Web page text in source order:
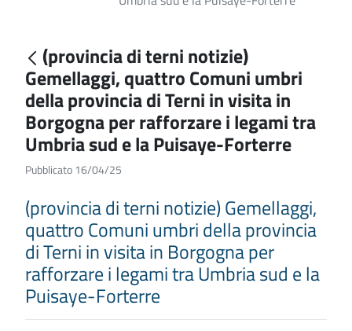
(provincia di terni notizie)
Gemellaggi, quattro Comuni umbri
della provincia di Terni in visita in
Borgogna per rafforzare i legami tra
Umbria sud e la Puisaye-Forterre
Pubblicato 16/04/25
(provincia di terni notizie) Gemellaggi,
quattro Comuni umbri della provincia
di Terni in visita in Borgogna per
rafforzare i legami tra Umbria sud e la
Puisaye-Forterre